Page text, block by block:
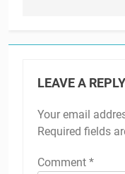
LEAVE A REPLY
Your email
Required fields
Comment *